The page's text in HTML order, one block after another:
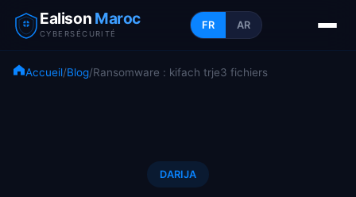
Ealison Maroc
CYBERSÉCURITÉ
FR AR
Accueil/Blog/Ransomware : kifach trje3 fichiers
DARIJA